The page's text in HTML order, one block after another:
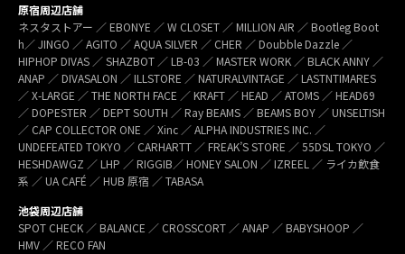
原宿周辺店舗
ネスタストアー ／ EBONYE ／ W CLOSET ／ MILLION AIR ／ Bootleg Boot
h／ JINGO ／ AGITO ／ AQUA SILVER ／ CHER ／ Doubble Dazzle ／
HIPHOP DIVAS ／ SHAZBOT ／ LB-03 ／ MASTER WORK ／ BLACK ANNY ／
ANAP ／ DIVASALON ／ ILLSTORE ／ NATURALVINTAGE ／ LASTNTIMARES
／ X-LARGE ／ THE NORTH FACE ／ KRAFT ／ HEAD ／ ATOMS ／ HEAD69
／ DOPESTER ／ DEPT SOUTH ／ Ray BEAMS ／ BEAMS BOY ／ UNSELTISH
／ CAP COLLECTOR ONE ／ Xinc ／ ALPHA INDUSTRIES INC. ／
UNDEFEATED TOKYO ／ CARHARTT ／ FREAK’S STORE ／ 55DSL TOKYO ／
HESHDAWGZ ／ LHP ／ RIGGIB／ HONEY SALON ／ IZREEL ／ ライカ飲食
系 ／ UA CAFÉ ／ HUB 原宿 ／ TABASA
池袋周辺店舗
SPOT CHECK ／ BALANCE ／ CROSSCORT ／ ANAP ／ BABYSHOOP ／
HMV ／ RECO FAN